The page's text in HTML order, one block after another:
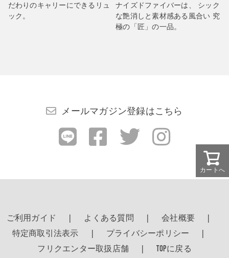
カートへ
だわりのキャリーにできるリュ
ック。
ナイズドファイバーは、 シック
な艶消しと素材感ある風合い 究
極の「匠」の一品。
メールマガジン登録はこちら
ご利用ガイド よくある質問
会社概要
特定商取引法表示
プライバシーポリシー
フリクエンター取扱店舗
TOPに戻る